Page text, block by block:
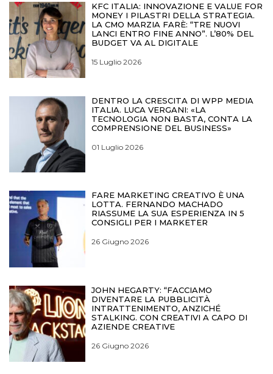
KFC ITALIA: INNOVAZIONE E VALUE FOR
MONEY I PILASTRI DELLA STRATEGIA.
LA CMO MARZIA FARÈ: “TRE NUOVI
LANCI ENTRO FINE ANNO”. L’80% DEL
BUDGET VA AL DIGITALE
15 Luglio 2026
DENTRO LA CRESCITA DI WPP MEDIA
ITALIA. LUCA VERGANI: «LA
TECNOLOGIA NON BASTA, CONTA LA
COMPRENSIONE DEL BUSINESS»
01 Luglio 2026
FARE MARKETING CREATIVO È UNA
LOTTA. FERNANDO MACHADO
RIASSUME LA SUA ESPERIENZA IN 5
CONSIGLI PER I MARKETER
26 Giugno 2026
JOHN HEGARTY: “FACCIAMO
DIVENTARE LA PUBBLICITÀ
INTRATTENIMENTO, ANZICHÉ
STALKING. CON CREATIVI A CAPO DI
AZIENDE CREATIVE
26 Giugno 2026